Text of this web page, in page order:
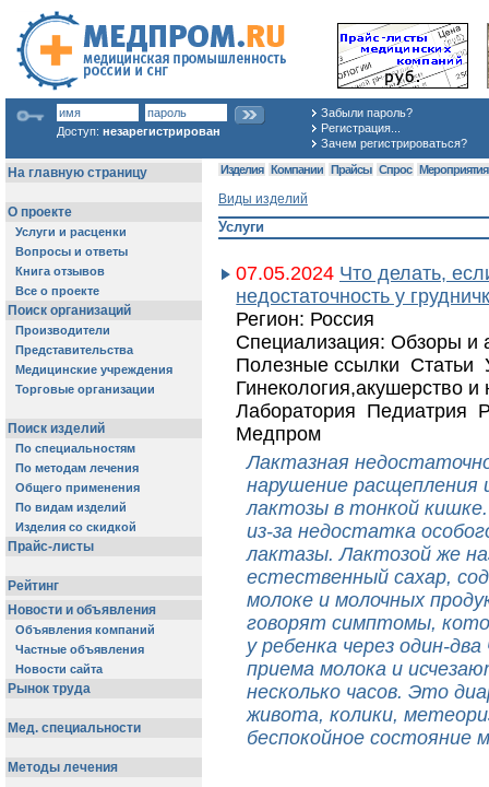
Доступ: незарегистрирован
Забыли пароль?
Регистрация...
Зачем регистрироваться?
Изделия Компании Прайсы Спрос Мероприятия
Виды изделий
Услуги
07.05.2024 Что делать,
недостаточность у
Регион: Россия
Специализация: Обзоры и
Полезные ссылки Статьи
Гинекология,акушерство
Лаборатория Педиатрия
Медпром
Лактазная
нарушение расщепления
лактозы в тонкой
из-за недостатка
лактазы. Лактозой же
естественный сахар,
молоке и молочных
говорят симптомы,
у ребенка через один-два
приема молока и
несколько часов. Это
живота, колики,
беспокойное состояние